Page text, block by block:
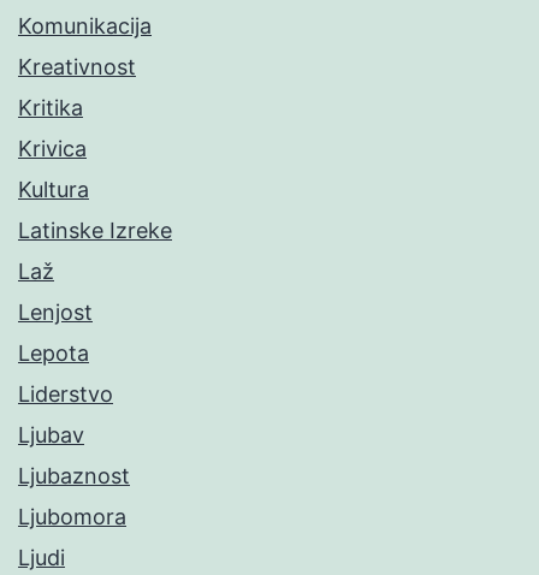
Komunikacija
Kreativnost
Kritika
Krivica
Kultura
Latinske Izreke
Laž
Lenjost
Lepota
Liderstvo
Ljubav
Ljubaznost
Ljubomora
Ljudi